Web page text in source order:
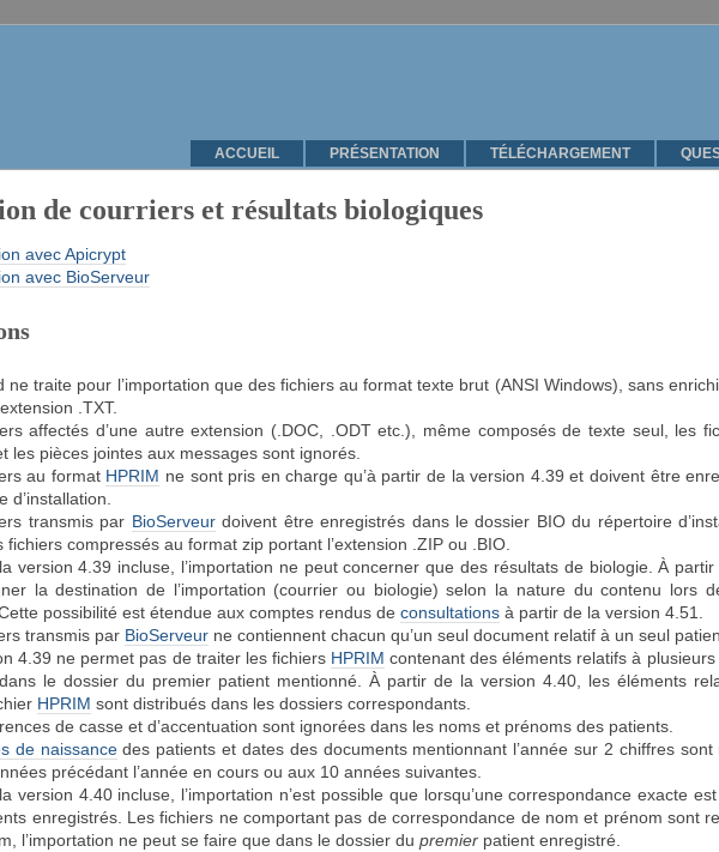
ACCUEIL
PRÉSENTATION TÉLÉCHARGEMENT
de courriers et résultats biologiques
avec Apicrypt
avec BioServeur
ne traite pour l’importation que des fichiers au format texte brut (ANSI Windows), sans
.TXT.
affectés d’une autre extension (.DOC, .ODT etc.), même composés de texte seul, les
les pièces jointes aux messages sont ignorés.
au format HPRIM ne sont pris en charge qu’à partir de la version 4.39 et doivent être
d’installation.
transmis par BioServeurdoivent être enregistrés dans le dossier BIO du répertoire
fichiers compressés au format zip portant l’extension .ZIP ou .BIO.
version 4.39 incluse, l’importation ne peut concerner que des résultats de biologie. À
la destination de l’importation (courrier ou biologie) selon la nature du contenu lors
possibilité est étendue aux comptes rendus de consultations à partir de la version 4.51.
transmis par BioServeur ne contiennent chacun qu’un seul document relatif à un seul
4.39 ne permet pas de traiter les fichiers HPRIM contenant des éléments relatifs à
le dossier du premier patient mentionné. À partir de la version 4.40, les éléments
HPRIM sont distribués dans les dossiers correspondants.
de casse et d’accentuation sont ignorées dans les noms et prénoms des patients.
de naissancedes patients et dates des documents mentionnant l’année sur 2 chiffres
précédant l’année en cours ou aux 10 années suivantes.
version 4.40 incluse, l’importation n’est possible que lorsqu’une correspondance exacte
enregistrés. Les fichiers ne comportant pas de correspondance de nom et prénom sont
l’importation ne peut se faire que dans le dossier du premier patient enregistré.